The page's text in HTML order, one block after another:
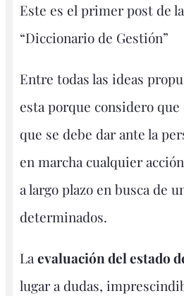
Este es el primer post de
“Diccionario de Gestión”
Entre todas las ideas
esta porque considero
que se debe dar ante la
en marcha cualquier
a largo plazo en busca de
determinados.
La evaluación del estado
lugar a dudas,